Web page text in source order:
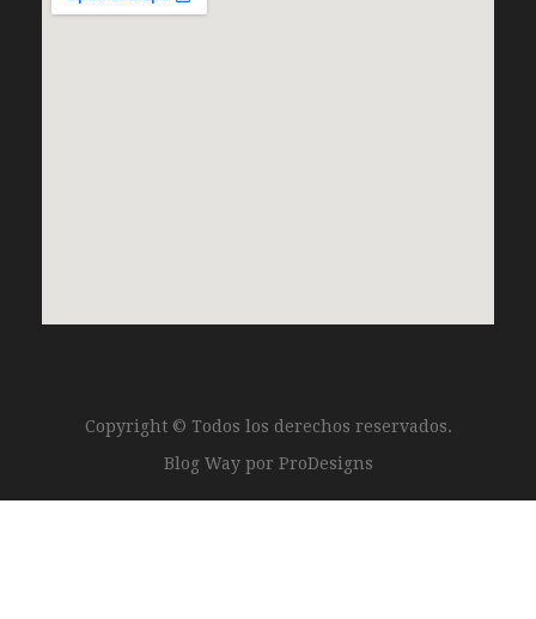
Copyright © Todos los derechos reservados.
Blog Way por ProDesigns